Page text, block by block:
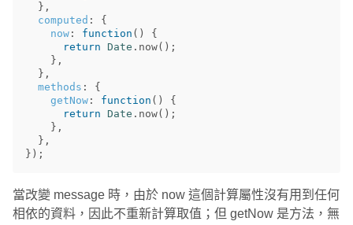
},
computed :
{
now : function ()
{
return Date . now();
},
},
methods :
{
getNow : function ()
{
return Date . now();
},
},
});
當改變 message 時，由於 now 這個計算屬性沒有用到任何
相依的資料，因此不重新計算取值；但 getNow 是方法，無